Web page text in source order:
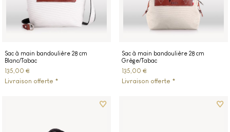
Sac à main bandoulière 28 cm
Blanc/Tabac
135,00 €
Livraison offerte *
Sac à main bandoulière 28 cm
Grège/Tabac
135,00 €
Livraison offerte *